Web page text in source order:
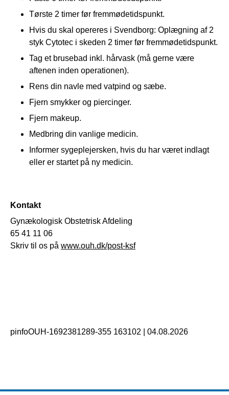
Tørste 2 timer før fremmødetidspunkt.
Hvis du skal opereres i Svendborg: Oplægning af 2
styk Cytotec i skeden 2 timer før fremmødetidspunkt.
Tag et brusebad inkl. hårvask (må gerne være
aftenen inden operationen).
Rens din navle med vatpind og sæbe.
Fjern smykker og piercinger.
Fjern makeup.
Medbring din vanlige medicin.
Informer sygeplejersken, hvis du har været indlagt
eller er startet på ny medicin.
Kontakt
Gynækologisk Obstetrisk Afdeling
65 41 11 06
Skriv til os på www.ouh.dk/post-ksf
pinfoOUH-1692381289-355 163102 04.08.2026